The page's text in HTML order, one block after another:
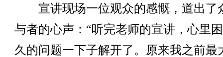
宣讲现场一位观众的感慨，道出了
与者的心声：“听完老师的宣讲，心里
久的问题一下子解开了。原来我之前最